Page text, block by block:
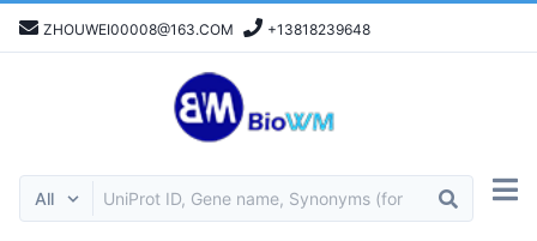
ZHOUWEI00008@163.COM +13818239648